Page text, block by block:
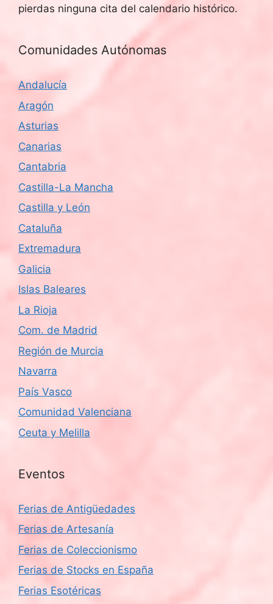
pierdas ninguna cita del calendario histórico.
Comunidades Autónomas
Andalucía
Aragón
Asturias
Canarias
Cantabria
Castilla-La Mancha
Castilla y León
Cataluña
Extremadura
Galicia
Islas Baleares
La Rioja
Com. de Madrid
Región de Murcia
Navarra
País Vasco
Comunidad Valenciana
Ceuta y Melilla
Eventos
Ferias de Antigüedades
Ferias de Artesanía
Ferias de Coleccionismo
Ferias de Stocks en España
Ferias Esotéricas